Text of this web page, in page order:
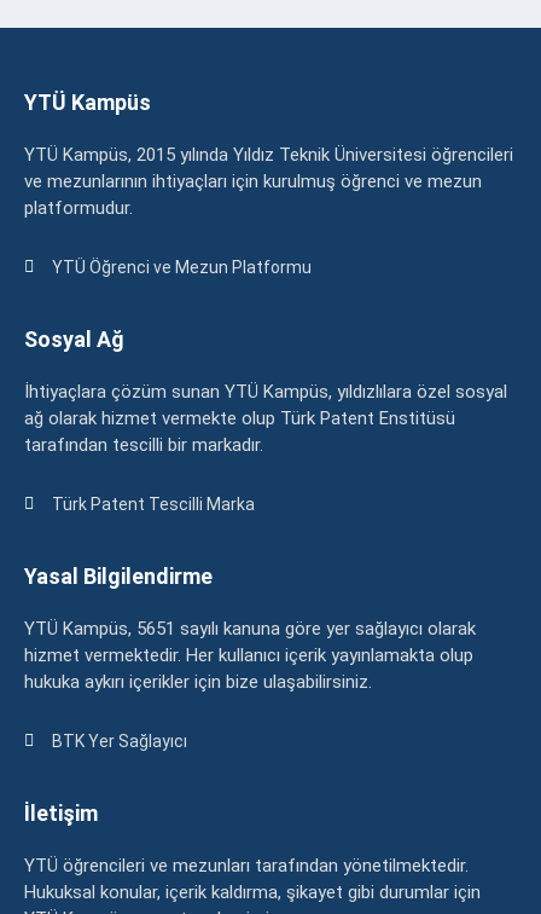
YTÜ Kampüs
YTÜ Kampüs, 2015 yılında Yıldız Teknik Üniversitesi öğrencileri
ve mezunlarının ihtiyaçları için kurulmuş öğrenci ve mezun
platformudur.
YTÜ Öğrenci ve Mezun Platformu
Sosyal Ağ
İhtiyaçlara çözüm sunan YTÜ Kampüs, yıldızlılara özel sosyal
ağ olarak hizmet vermekte olup Türk Patent Enstitüsü
tarafından tescilli bir markadır.
Türk Patent Tescilli Marka
Yasal Bilgilendirme
YTÜ Kampüs, 5651 sayılı kanuna göre yer sağlayıcı olarak
hizmet vermektedir. Her kullanıcı içerik yayınlamakta olup
hukuka aykırı içerikler için bize ulaşabilirsiniz.
BTK Yer Sağlayıcı
İletişim
YTÜ öğrencileri ve mezunları tarafından yönetilmektedir.
Hukuksal konular, içerik kaldırma, şikayet gibi durumlar için